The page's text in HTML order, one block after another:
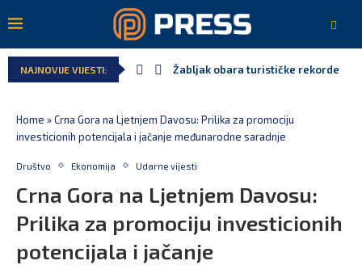
NAJNOVIJE VIJESTI: Žabljak obara turističke rekorde
Home »Crna Gora na Ljetnjem Davosu: Prilika za promociju
investicionih potencijala i jačanje međunarodne saradnje
Društvo Ekonomija Udarne vijesti
Crna Gora na Ljetnjem Davosu:
Prilika za promociju investicionih
potencijala i jačanje